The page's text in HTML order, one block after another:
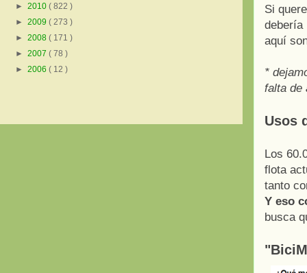
Si
debería
aquí
*
falta de
Usos
Los
flota
tanto
Y eso
busca
► 2010 ( 822 )
► 2009 ( 273 )
► 2008 ( 171 )
► 2007 ( 78 )
► 2006 ( 12 )